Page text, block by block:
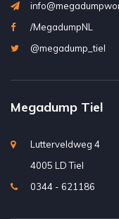
/MegadumpNL
@megadump_tiel
Megadump Tiel
Lutterveldweg 4
4005 LD Tiel
0344 - 621186